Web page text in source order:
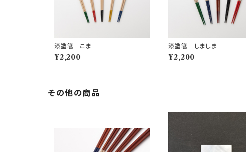
漆塗箸 こま
¥2,200
漆塗箸 しましま
¥2,200
その他の商品